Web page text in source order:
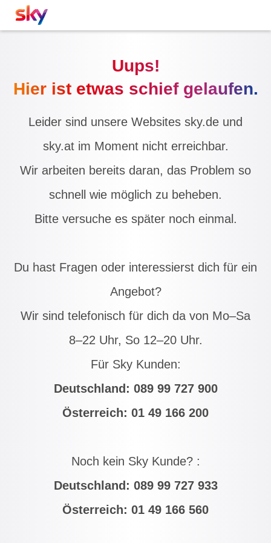
Uups!
Hier ist etwas schief gelaufen.
Leider sind unsere Websites sky.de und
sky.at im Moment nicht erreichbar.
Wir arbeiten bereits daran, das Problem so
schnell wie möglich zu beheben.
Bitte versuche es später noch einmal.
Du hast Fragen oder interessierst dich für ein
Angebot?
Wir sind telefonisch für dich da von Mo–Sa
8–22 Uhr, So 12–20 Uhr.
Für Sky Kunden:
Deutschland: 089 99 727 900
Österreich: 01 49 166 200
Noch kein Sky Kunde? :
Deutschland: 089 99 727 933
Österreich: 01 49 166 560